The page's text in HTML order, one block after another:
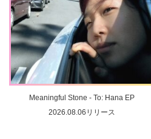
Meaningful Stone - To: Hana EP
2026.08.06リリース